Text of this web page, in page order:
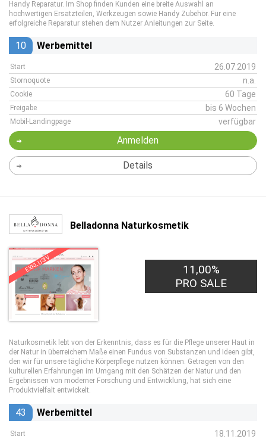
Handy Reparatur. Im Shop finden Kunden eine breite Auswahl an
hochwertigen Ersatzteilen, Werkzeugen sowie Handy Zubehör. Für eine
erfolgreiche Reparatur stehen dem Nutzer Anleitungen zur Seite.
10 Werbemittel
Start 26.07.2019
Stornoquote n.a.
Cookie 60 Tage
Freigabe bis 6 Wochen
Mobil-Landingpage verfügbar
Anmelden
Details
Belladonna Naturkosmetik
EXKLUSIV
11,00%
PRO SALE
Naturkosmetik lebt von der Erkenntnis, dass es für die Pflege unserer Haut in
der Natur in überreichem Maße einen Fundus von Substanzen und Ideen gibt,
den wir für unsere tägliche Körperpflege nutzen können. Getragen von den
kulturellen Erfahrungen im Umgang mit den Schätzen der Natur und den
Ergebnissen von moderner Forschung und Entwicklung, hat sich eine
Produktvielfalt entwickelt.
43 Werbemittel
Start 18.11.2019